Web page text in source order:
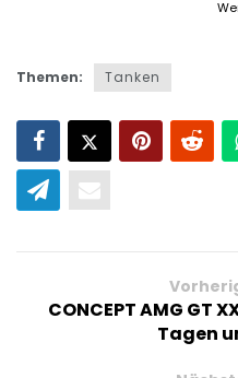
Themen: Tanken
CONCEPT AMG GT
Tagen